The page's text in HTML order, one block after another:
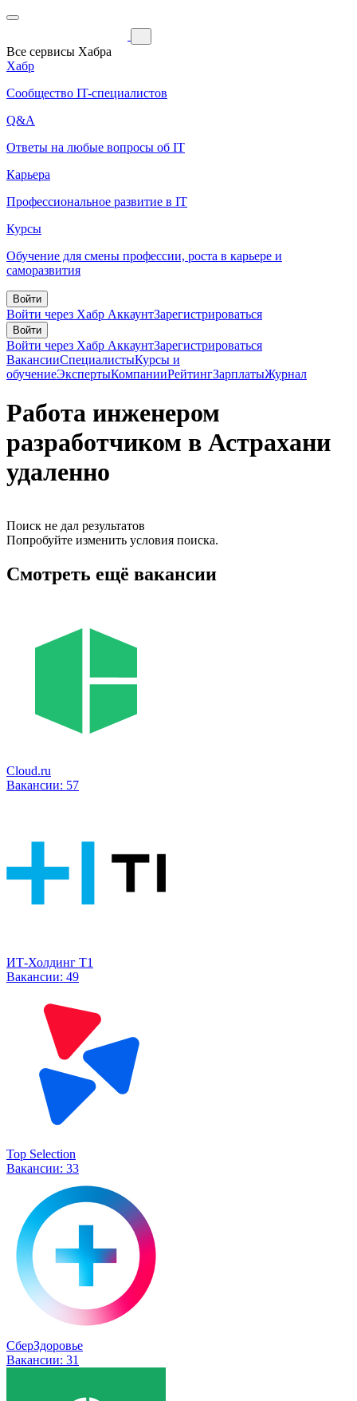
Все сервисы Хабра
Хабр
Сообщество IT-специалистов
Q&A
Ответы на любые вопросы об IT
Карьера
Профессиональное развитие в IT
Курсы
Обучение для смены профессии, роста в карьере и
саморазвития
Войти
Войти через Хабр АккаунтЗарегистрироваться
Войти
Войти через Хабр АккаунтЗарегистрироваться
ВакансииСпециалистыКурсы и
обучениеЭкспертыКомпанииРейтингЗарплатыЖурнал
Работа инженером
разработчиком в Астрахани
удаленно
Поиск не дал результатов
Попробуйте изменить условия поиска.
Смотреть ещё вакансии
Cloud.ru
Вакансии: 57
ИТ-Холдинг Т1
Вакансии: 49
Top Selection
Вакансии: 33
СберЗдоровье
Вакансии: 31